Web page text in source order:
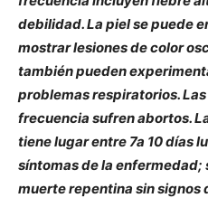
debilidad. La piel se puede
mostrar lesiones de color
también pueden
problemas respiratorios.
frecuencia sufren abortos.
tiene lugar entre 7a 10 días
síntomas de la enfermedad;
muerte repentina sin signos